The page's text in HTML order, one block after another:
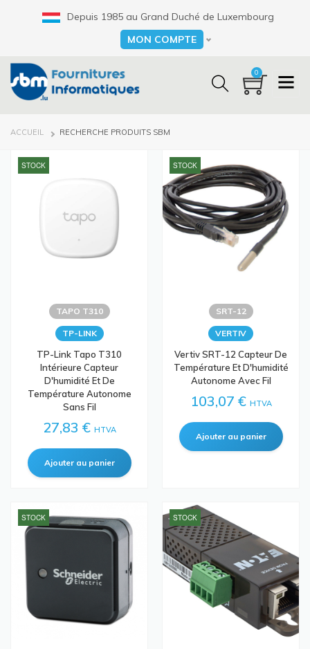
Depuis 1985 au Grand Duché de Luxembourg
Select your language
MON COMPTE
0
FIL
ACCUEIL RECHERCHE PRODUITS SBM
STOCK
TAPO T310
TP-LINK
TP-Link Tapo T310
Intérieure Capteur
D'humidité Et De
Température Autonome
Sans Fil
27,83 € HTVA
STOCK
SRT-12
VERTIV
Vertiv SRT-12 Capteur De
Température Et D'humidité
Autonome Avec Fil
103,07 € HTVA
STOCK STOCK